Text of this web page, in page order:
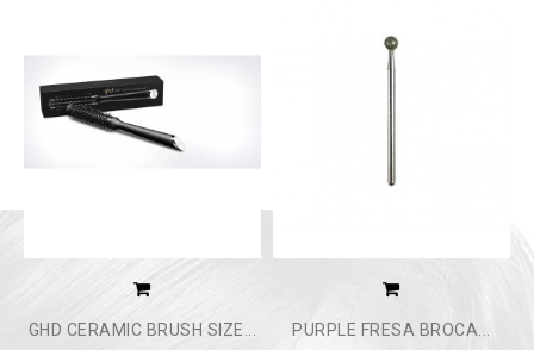
GHD CERAMIC BRUSH SIZE... PURPLE FRESA BROCA...